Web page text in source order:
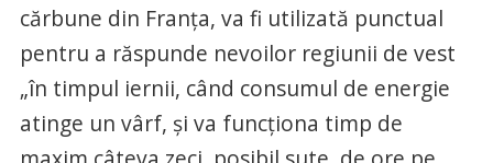
cărbune din Franţa, va fi utilizată punctual
pentru a răspunde nevoilor regiunii de vest
„în timpul iernii, când consumul de energie
atinge un vârf, şi va funcţiona timp de